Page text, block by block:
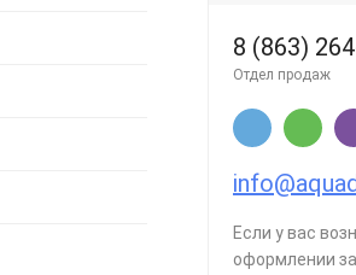
8 (863)
Отдел продаж
Если у вас
оформлении